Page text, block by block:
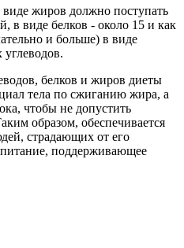
жиров должно поступать
в виде белков - около 15 и как
и больше) в виде
белков и жиров диеты
тела по сжиганию жира, а
чтобы не допустить
образом, обеспечивается
страдающих от его
поддерживающее